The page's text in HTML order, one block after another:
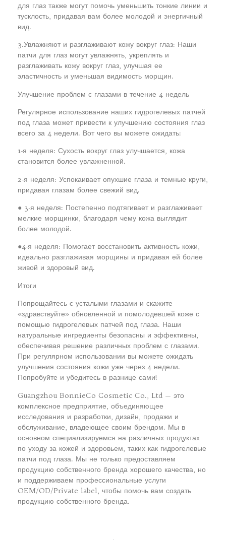
для глаз также могут помочь уменьшить тонкие линии и
тусклость, придавая вам более молодой и энергичный
вид.
3.Увлажняют и разглаживают кожу вокруг глаз: Наши
патчи для глаз могут увлажнять, укреплять и
разглаживать кожу вокруг глаз, улучшая ее
эластичность и уменьшая видимость морщин.
Улучшение проблем с глазами в течение 4 недель
Регулярное использование наших гидрогелевых патчей
под глаза может привести к улучшению состояния глаз
всего за 4 недели. Вот чего вы можете ожидать:
1-я неделя: Сухость вокруг глаз улучшается, кожа
становится более увлажненной.
2-я неделя: Успокаивает опухшие глаза и темные круги,
придавая глазам более свежий вид.
● 3-я неделя: Постепенно подтягивает и разглаживает
мелкие морщинки, благодаря чему кожа выглядит
более молодой.
●4-я неделя: Помогает восстановить активность кожи,
идеально разглаживая морщины и придавая ей более
живой и здоровый вид.
Итоги
Попрощайтесь с усталыми глазами и скажите
«здравствуйте» обновленной и помолодевшей коже с
помощью гидрогелевых патчей под глаза. Наши
натуральные ингредиенты безопасны и эффективны,
обеспечивая решение различных проблем с глазами.
При регулярном использовании вы можете ожидать
улучшения состояния кожи уже через 4 недели.
Попробуйте и убедитесь в разнице сами!
Guangzhou BonnieCo Cosmetic Co., Ltd — это
комплексное предприятие, объединяющее
исследования и разработки, дизайн, продажи и
обслуживание, владеющее своим брендом. Мы в
основном специализируемся на различных продуктах
по уходу за кожей и здоровьем, таких как гидрогелевые
патчи под глаза. Мы не только предоставляем
продукцию собственного бренда хорошего качества, но
и поддерживаем профессиональные услуги
OEM/OD/Private label, чтобы помочь вам создать
продукцию собственного бренда.